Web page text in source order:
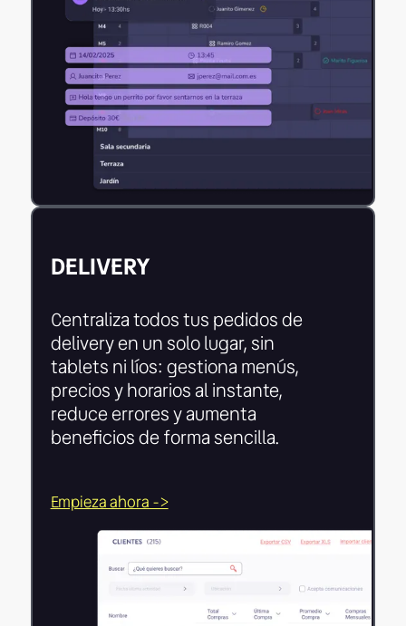
DELIVERY
Centraliza todos tus pedidos de
delivery en un solo lugar, sin
tablets ni líos: gestiona menús,
precios y horarios al instante,
reduce errores y aumenta
beneficios de forma sencilla.
Empieza ahora ->